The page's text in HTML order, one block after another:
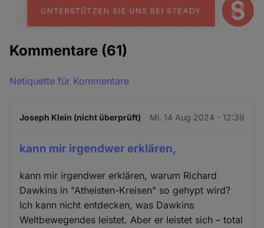
Kommentare (61)
Netiquette für Kommentare
Joseph Klein (nicht überprüft) Mi. 14 Aug 2024 - 12:39
kann mir irgendwer erklären,
kann mir irgendwer erklären, warum Richard
Dawkins in "Atheisten-Kreisen" so gehypt wird?
Ich kann nicht entdecken, was Dawkins
Weltbewegendes leistet. Aber er leistet sich – total